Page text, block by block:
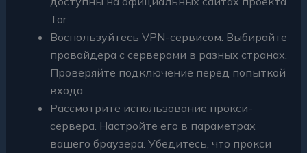
Tor.
Воспользуйтесь VPN-сервисом. Выбирайте
провайдера с серверами в разных странах.
Проверяйте подключение перед попыткой
входа.
Рассмотрите использование прокси-
сервера. Настройте его в параметрах
вашего браузера. Убедитесь, что прокси